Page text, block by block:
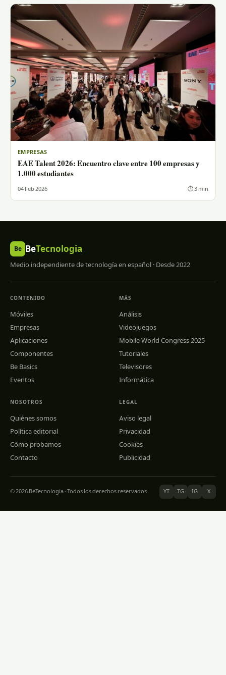
EMPRESAS
EAE Talent 2026: Encuentro clave entre 100 empresas y
1.000 estudiantes
04 Feb 2026 ⏱ 3 min
Be BeTecnologia
Medio independiente de tecnología en español · Desde 2022
CONTENIDO
Móviles
Empresas
Aplicaciones
Componentes
Be Basics
Eventos
MÁS
Análisis
Videojuegos
Mobile World Congress 2025
Tutoriales
Televisores
Informática
NOSOTROS
Quiénes somos
Política editorial
Cómo probamos
Contacto
LEGAL
Aviso legal
Privacidad
Cookies
Publicidad
© 2026 BeTecnologia · Todos los derechos reservados YT TG IG X